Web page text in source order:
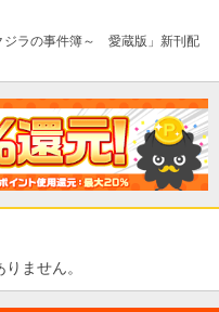
ジラの事件簿～ 愛蔵版」新刊配
ません。